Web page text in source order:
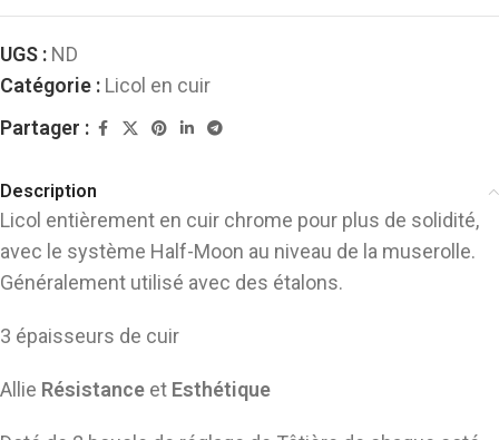
UGS : ND
Catégorie : Licol en cuir
Partager :
Description
Licol entièrement en cuir chrome pour plus de solidité,
avec le système Half-Moon au niveau de la muserolle.
Généralement utilisé avec des étalons.
3 épaisseurs de cuir
Allie Résistance et Esthétique